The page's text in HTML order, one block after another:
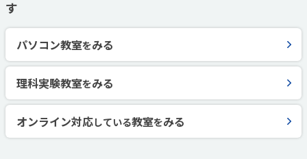
す
パソコン教室をみる
理科実験教室をみる
オンライン対応している教室をみる